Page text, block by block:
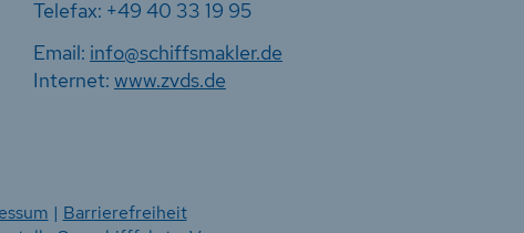
Telefax: +49 40 33 19 95
Email: info@schiffsmakler.de
Internet: www.zvds.de
| Barrierefreiheit